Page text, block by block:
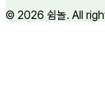
© 2026 쉼놀. All